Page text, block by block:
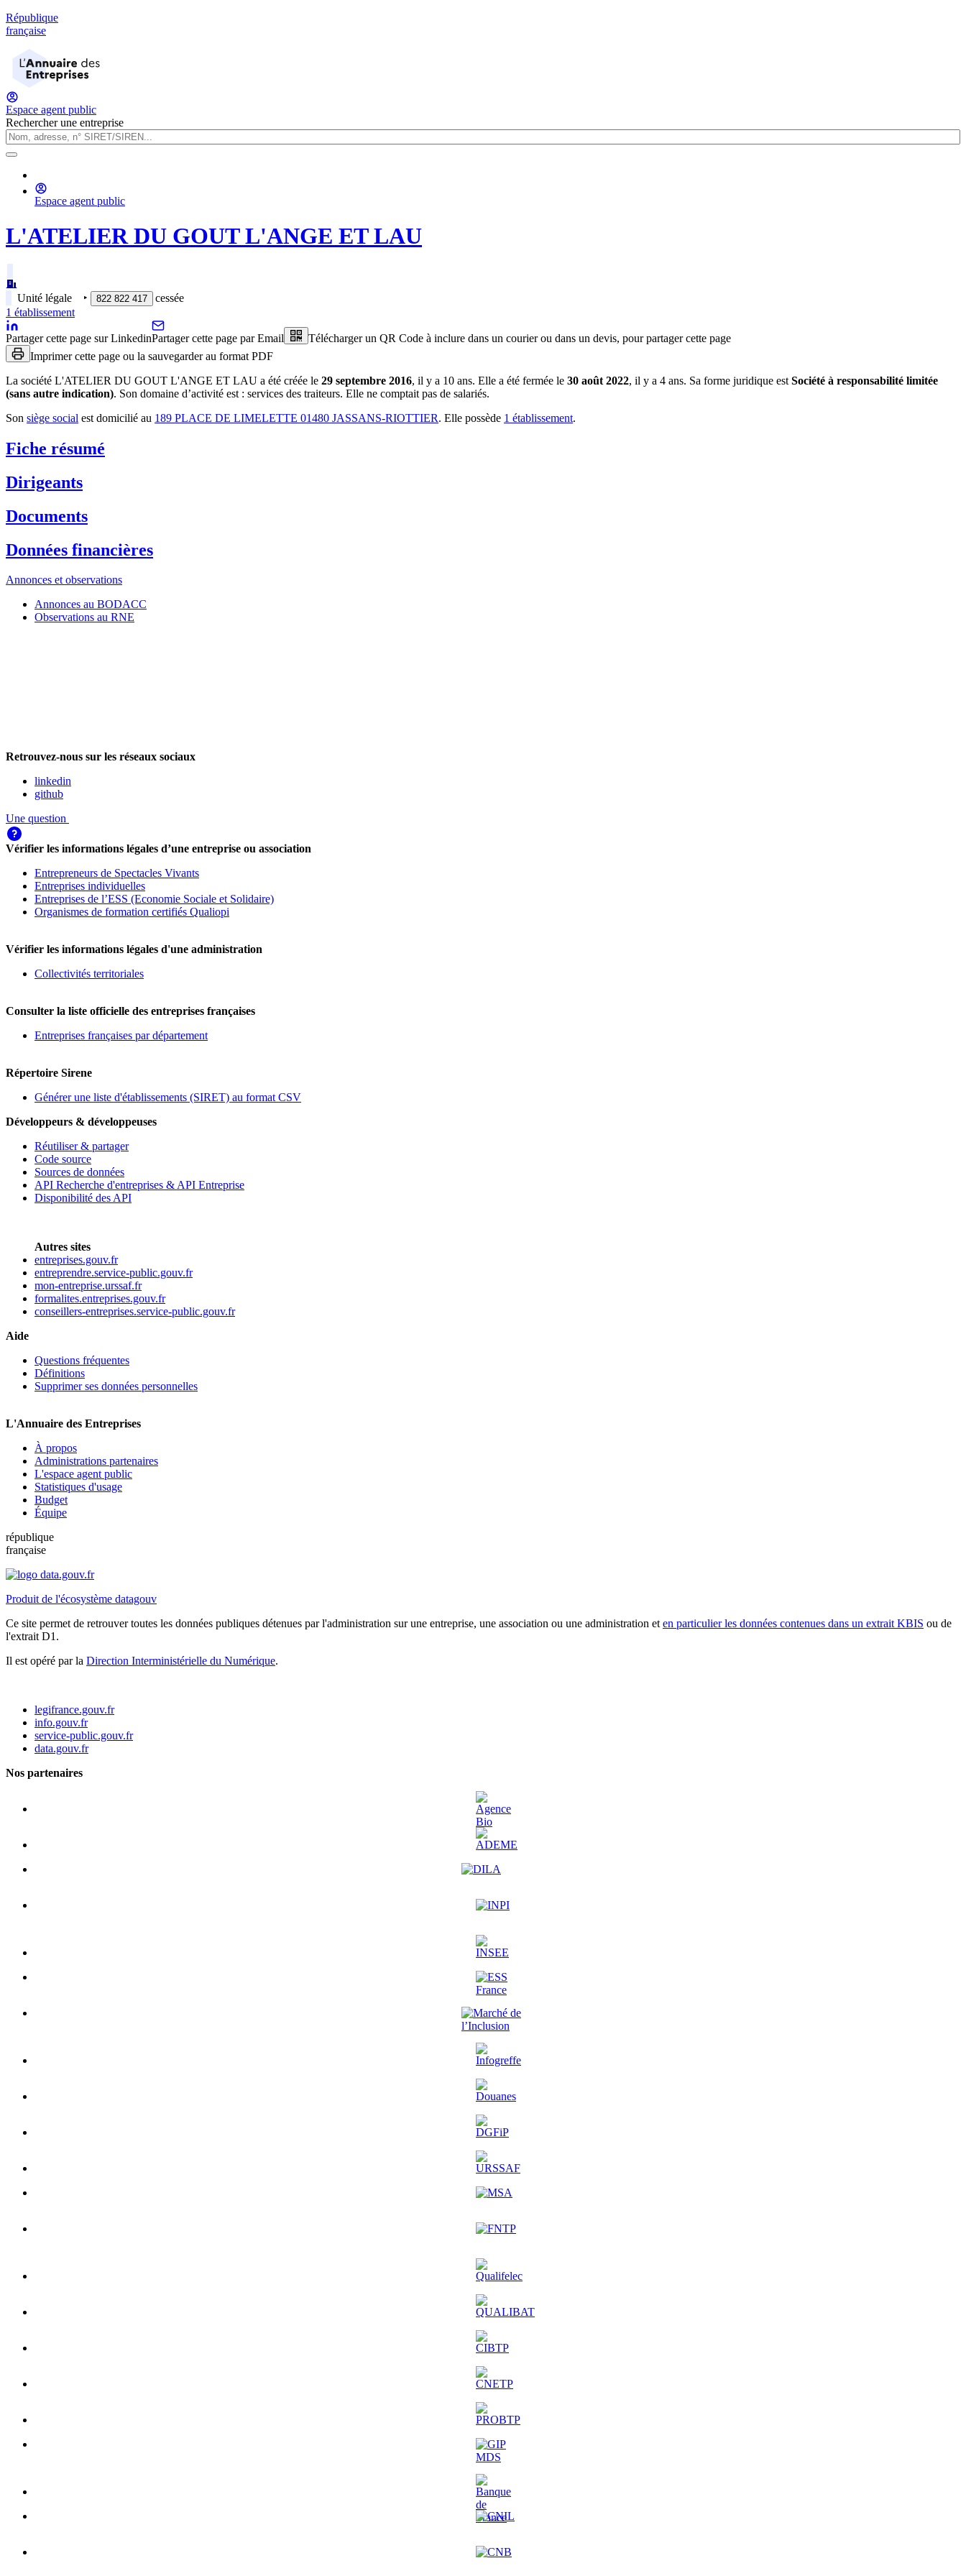
République
française
Espace agent public
Rechercher une entreprise
Espace agent public
L'ATELIER DU GOUT L'ANGE ET LAU
Unité légale ‣ 822 822 417
cessée
1 établissement
Partager cette page sur LinkedinPartager cette page par Email
Télécharger un QR Code à inclure dans un courier ou dans un devis, pour partager cette page
Imprimer cette page ou la sauvegarder au format PDF
La société L'ATELIER DU GOUT L'ANGE ET LAU a été créée le 29 septembre 2016, il y a 10 ans. Elle a été fermée le 30 août 2022, il y a 4 ans. Sa forme juridique est Société à responsabilité limitée
(sans autre indication). Son domaine d’activité est : services des traiteurs. Elle ne comptait pas de salariés.
Son siège social est domicilié au 189 PLACE DE LIMELETTE 01480 JASSANS-RIOTTIER. Elle possède 1 établissement.
Fiche résumé
Dirigeants
Documents
Données financières
Annonces et observations
Annonces au BODACC
Observations au RNE
Retrouvez-nous sur les réseaux sociaux
linkedin
github
Une question
Vérifier les informations légales d’une entreprise ou association
Entrepreneurs de Spectacles Vivants
Entreprises individuelles
Entreprises de l’ESS (Economie Sociale et Solidaire)
Organismes de formation certifiés Qualiopi
Vérifier les informations légales d'une administration
Collectivités territoriales
Consulter la liste officielle des entreprises françaises
Entreprises françaises par département
Répertoire Sirene
Générer une liste d'établissements (SIRET) au format CSV
Développeurs & développeuses
Réutiliser & partager
Code source
Sources de données
API Recherche d'entreprises & API Entreprise
Disponibilité des API
Autres sites
entreprises.gouv.fr
entreprendre.service-public.gouv.fr
mon-entreprise.urssaf.fr
formalites.entreprises.gouv.fr
conseillers-entreprises.service-public.gouv.fr
Aide
Questions fréquentes
Définitions
Supprimer ses données personnelles
L'Annuaire des Entreprises
À propos
Administrations partenaires
L'espace agent public
Statistiques d'usage
Budget
Équipe
république
française
Produit de l'écosystème datagouv
Ce site permet de retrouver toutes les données publiques détenues par l'administration sur une entreprise, une association ou une administration et en particulier les données contenues dans un extrait KBIS ou de
l'extrait D1.
Il est opéré par la Direction Interministérielle du Numérique.
legifrance.gouv.fr
info.gouv.fr
service-public.gouv.fr
data.gouv.fr
Nos partenaires